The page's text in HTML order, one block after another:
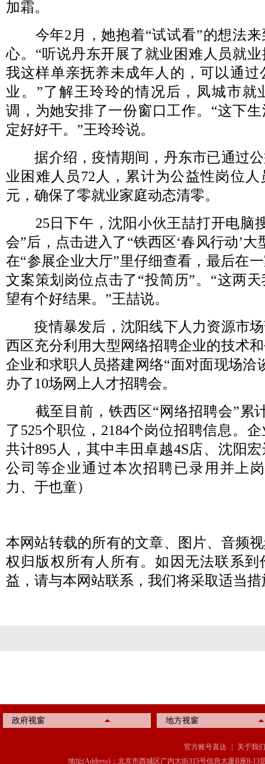
加霜。
今年2月，她抱着“试试看”的想法来
心。“听说丹东开展了就业困难人员就
我这样单亲抚养未成年人的，可以通过
业。”了解王玲玲的情况后，凤城市就
调，为她安排了一份窗口工作。“这下
定好好干。”王玲玲说。
据介绍，疫情期间，丹东市已通过公
业困难人员72人，累计为公益性岗位人
元，确保了零就业家庭动态清零。
25日下午，沈阳小伙王喆打开电脑
会”后，点击进入了“铁西区‘春风行动’
在“参展企业大厅”里仔细查看，最后在
文案策划岗位点击了“投简历”。“这两
望有个好结果。”王喆说。
疫情暴发后，沈阳线下人力资源市场
西区充分利用大型网络招聘企业的技术
企业和求职人员搭建网络“面对面现场洽
办了10场网上人才招聘会。
截至目前，铁西区“网络招聘会”累
了525个职位，2184个岗位招聘信息。
共计895人，其中丰田卓越4S店、沈阳
公司等企业通过本次招聘已录用并上
力、于也童）
本网站转载的所有的文章、图片、音频
权归版权所有人所有。如因无法联系到
益，请与本网站联系，我们将采取适当措
政府视窗 地方视窗
官方账号直达
关于我们
地址(Address)：北京市西城区广内大街315号信息大厦B座8-13